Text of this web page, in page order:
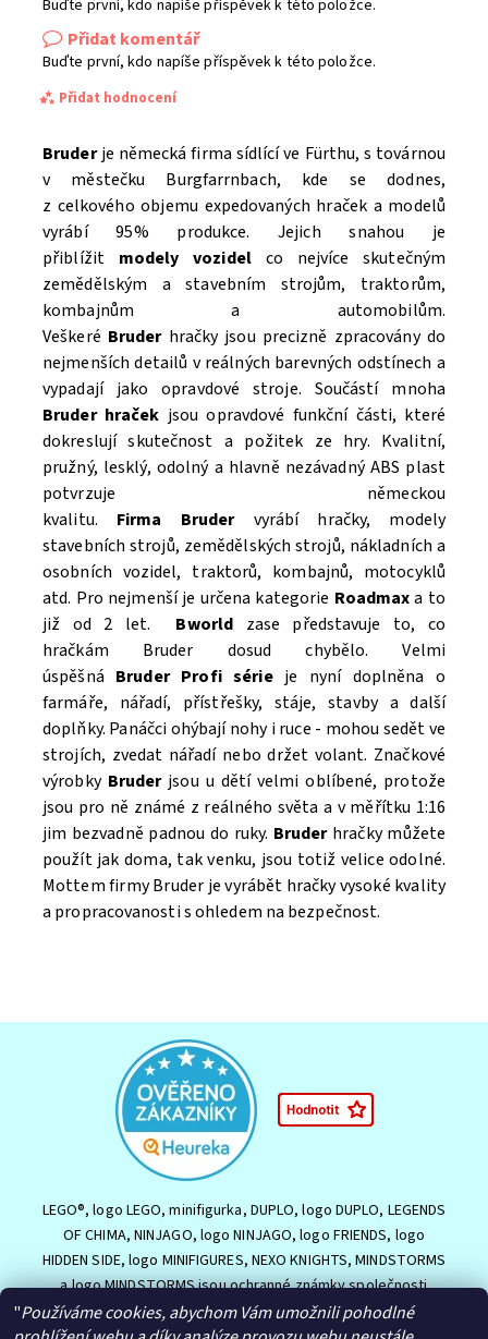
Buďte první, kdo napíše příspěvek k této položce.
Přidat komentář
Buďte první, kdo napíše příspěvek k této položce.
Přidat hodnocení
Souhlasím seZpracováním osobních údajů.
Bruderje německá firma sídlící ve Fürthu, s továrnou
v městečku Burgfarrnbach, kde se dodnes,
z celkového objemu expedovaných hraček a modelů
vyrábí 95% produkce. Jejich snahou je
přiblížit modely vozidelco nejvíce skutečným
zemědělským a stavebním strojům, traktorům,
kombajnům a automobilům.
Veškeré Bruder hračky jsou precizně zpracovány do
nejmenších detailů v reálných barevných odstínech a
vypadají jako opravdové stroje. Součástí mnoha
Bruder hraček jsou opravdové funkční části, které
dokreslují skutečnost a požitek ze hry. Kvalitní,
pružný, lesklý, odolný a hlavně nezávadný ABS plast
potvrzuje německou
kvalitu. Firma Brudervyrábí hračky, modely
stavebních strojů, zemědělských strojů, nákladních a
osobních vozidel, traktorů, kombajnů, motocyklů
atd. Pro nejmenší je určena kategorie Roadmaxa to
již od 2 let. Bworld zase představuje to, co
hračkám Bruder dosud chybělo. Velmi
úspěšná Bruder Profi sérieje nyní doplněna o
farmáře, nářadí, přístřešky, stáje, stavby a další
doplňky. Panáčci ohýbají nohy i ruce - mohou sedět ve
strojích, zvedat nářadí nebo držet volant. Značkové
výrobky Bruder jsou u dětí velmi oblíbené, protože
jsou pro ně známé z reálného světa a v měřítku 1:16
jim bezvadně padnou do ruky. Bruder hračky můžete
použít jak doma, tak venku, jsou totiž velice odolné.
Mottem firmy Bruder je vyrábět hračky vysoké kvality
a propracovanosti s ohledem na bezpečnost.
LEGO®, logo LEGO, minifigurka, DUPLO, logo DUPLO, LEGENDS
OF CHIMA, NINJAGO, logo NINJAGO, logo FRIENDS, logo
HIDDEN SIDE, logo MINIFIGURES, NEXO KNIGHTS, MINDSTORMS
a logo MINDSTORMS jsou ochranné známky společnosti
LEGO Group nebo jsou chráněny autorským právem LEGO
"Používáme cookies, abychom Vám umožnili pohodlné